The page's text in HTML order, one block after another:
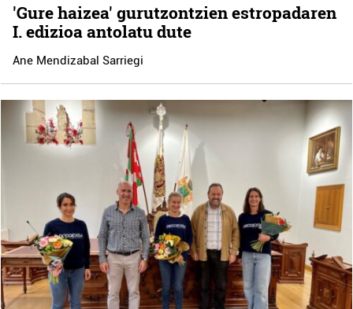
'Gure haizea' gurutzontzien estropadaren
I. edizioa antolatu dute
Ane Mendizabal Sarriegi